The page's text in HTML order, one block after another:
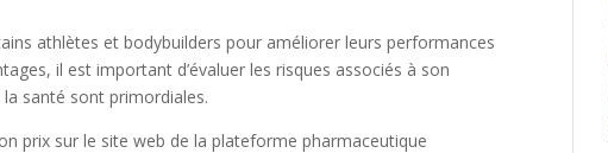
athlètes et bodybuilders pour améliorer leurs performances
il est important d’évaluer les risques associés à son
santé sont primordiales.
prix sur le site web de la plateforme pharmaceutique